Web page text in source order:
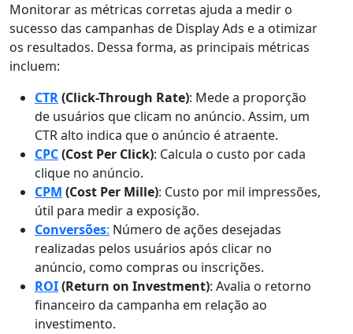
Monitorar as métricas corretas ajuda a medir o
sucesso das campanhas de Display Ads e a otimizar
os resultados. Dessa forma, as principais métricas
incluem:
CTR(Click-Through Rate): Mede a proporção
de usuários que clicam no anúncio. Assim, um
CTR alto indica que o anúncio é atraente.
CPC(Cost Per Click): Calcula o custo por cada
clique no anúncio.
CPM (Cost Per Mille): Custo por mil impressões,
útil para medir a exposição.
Conversões: Número de ações desejadas
realizadas pelos usuários após clicar no
anúncio, como compras ou inscrições.
ROI(Return on Investment): Avalia o retorno
financeiro da campanha em relação ao
investimento.